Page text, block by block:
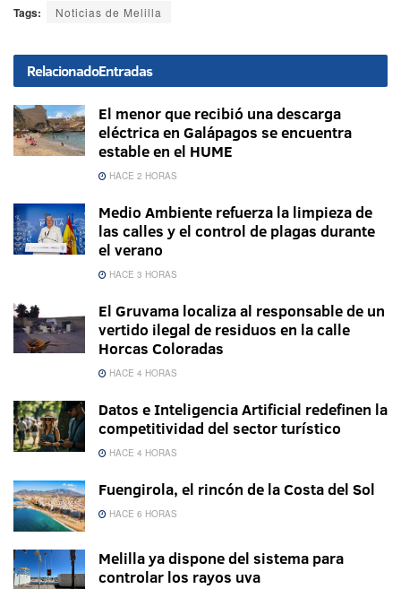
Tags: Noticias de Melilla
RelacionadoEntradas
El menor que recibió una descarga
eléctrica en Galápagos se encuentra
estable en el HUME
HACE 2 HORAS
Medio Ambiente refuerza la limpieza de
las calles y el control de plagas durante
el verano
HACE 3 HORAS
El Gruvama localiza al responsable de un
vertido ilegal de residuos en la calle
Horcas Coloradas
HACE 4 HORAS
Datos e Inteligencia Artificial redefinen la
competitividad del sector turístico
HACE 4 HORAS
Fuengirola, el rincón de la Costa del Sol
HACE 6 HORAS
Melilla ya dispone del sistema para
controlar los rayos uva